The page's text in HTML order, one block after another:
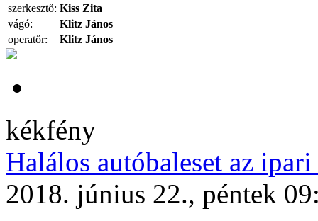
szerkesztő: Kiss Zita
vágó:
Klitz János
operatőr:
Klitz János
kékfény
Halálos autóbaleset az
2018. június 22., péntek